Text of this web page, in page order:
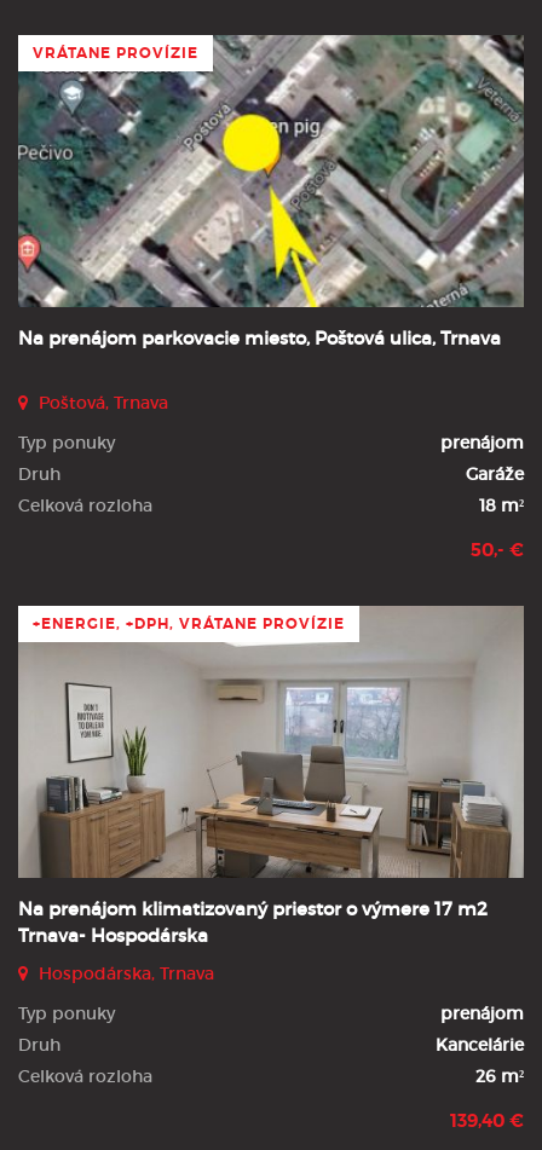
VRÁTANE PROVÍZIE
Na prenájom parkovacie miesto, Poštová ulica, Trnava
Poštová, Trnava
Typ ponuky
prenájom
Druh
Garáže
Celková rozloha
18 m²
50,- €
+ENERGIE, +DPH, VRÁTANE PROVÍZIE
Na prenájom klimatizovaný priestor o výmere 17 m2
Trnava- Hospodárska
Hospodárska, Trnava
Typ ponuky
prenájom
Druh
Kancelárie
Celková rozloha
26 m²
139,40 €